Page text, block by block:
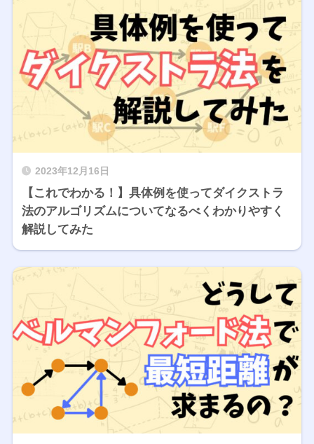
2023年12月16日
【これでわかる！】具体例を使ってダイクストラ
法のアルゴリズムについてなるべくわかりやすく
解説してみた